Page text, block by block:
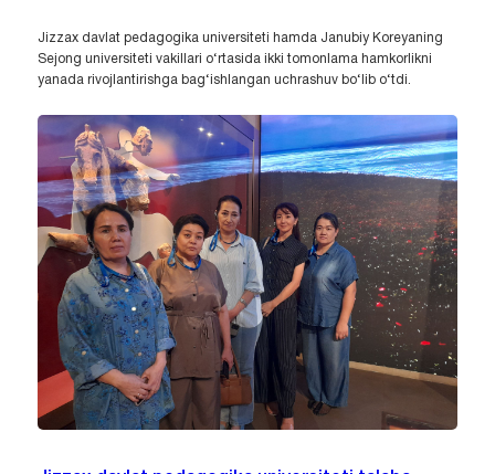
Jizzax davlat pedagogika universiteti hamda Janubiy Koreyaning
Sejong universiteti vakillari o‘rtasida ikki tomonlama hamkorlikni
yanada rivojlantirishga bag‘ishlangan uchrashuv bo‘lib o‘tdi.